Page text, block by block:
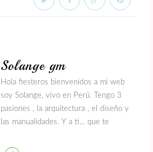
Solange gm
Hola fiesteros bienvenidos a mi web
soy Solange, vivo en Perú. Tengo 3
pasiones , la arquitectura , el diseño y
las manualidades. Y a ti... que te